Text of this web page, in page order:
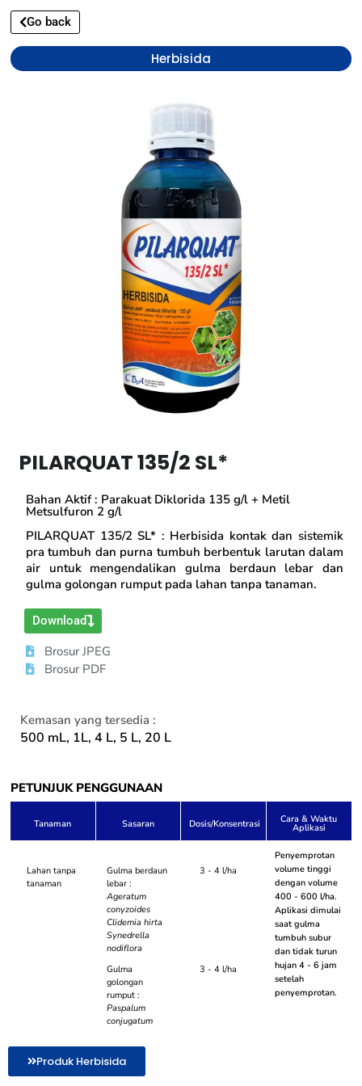
Go back
Herbisida
PILARQUAT 135/2 SL*
Bahan Aktif : Parakuat Diklorida 135 g/l + Metil
Metsulfuron 2 g/l
PILARQUAT 135/2 SL* : Herbisida kontak dan sistemik
pra tumbuh dan purna tumbuh berbentuk larutan dalam
air untuk mengendalikan gulma berdaun lebar dan
gulma golongan rumput pada lahan tanpa tanaman.
Download
Brosur JPEG
Brosur PDF
Kemasan yang tersedia :
500 mL, 1L, 4 L, 5 L, 20 L
PETUNJUK PENGGUNAAN
Tanaman Sasaran Dosis/Konsentrasi Cara & Waktu
Aplikasi
Lahan tanpa
tanaman
Gulma berdaun
lebar :
Ageratum
conyzoides
Clidemia hirta
Synedrella
nodiflora
3 - 4 l/ha
Gulma
golongan
rumput :
Paspalum
conjugatum
3 - 4 l/ha
Penyemprotan
volume tinggi
dengan volume
400 - 600 l/ha.
Aplikasi dimulai
saat gulma
tumbuh subur
dan tidak turun
hujan 4 - 6 jam
setelah
penyemprotan.
Produk Herbisida